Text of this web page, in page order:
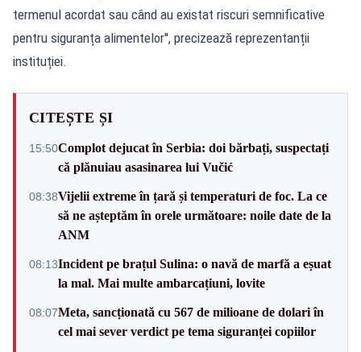
termenul acordat sau când au existat riscuri semnificative
pentru siguranța alimentelor'', precizează reprezentanții
instituției.
CITEȘTE ȘI
15:50Complot dejucat în Serbia: doi bărbați, suspectați
că plănuiau asasinarea lui Vučić
08:38Vijelii extreme în țară și temperaturi de foc. La ce
să ne așteptăm în orele următoare: noile date de la
ANM
08:13Incident pe brațul Sulina: o navă de marfă a eșuat
la mal. Mai multe ambarcațiuni, lovite
08:07Meta, sancționată cu 567 de milioane de dolari în
cel mai sever verdict pe tema siguranței copiilor